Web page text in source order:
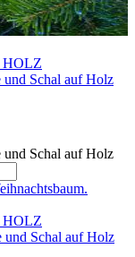
HOLZ
und Schal auf Holz
und Schal auf Holz
HOLZ
und Schal auf Holz